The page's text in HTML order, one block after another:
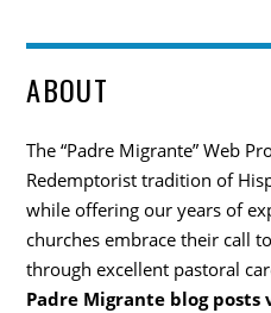
ABOUT
The “Padre Migrante” Web
Redemptorist tradition of
while offering our years of
churches embrace their call
through excellent pastoral
Padre Migrante blog posts